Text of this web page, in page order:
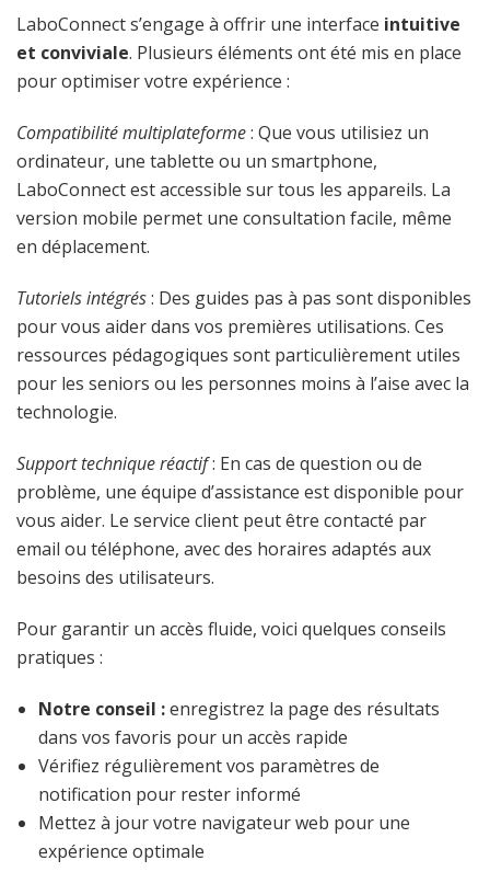
LaboConnect s’engage à offrir une interface intuitive
et conviviale. Plusieurs éléments ont été mis en place
pour optimiser votre expérience :
Compatibilité multiplateforme: Que vous utilisiez un
ordinateur, une tablette ou un smartphone,
LaboConnect est accessible sur tous les appareils. La
version mobile permet une consultation facile, même
en déplacement.
Tutoriels intégrés: Des guides pas à pas sont disponibles
pour vous aider dans vos premières utilisations. Ces
ressources pédagogiques sont particulièrement utiles
pour les seniors ou les personnes moins à l’aise avec la
technologie.
Support technique réactif: En cas de question ou de
problème, une équipe d’assistance est disponible pour
vous aider. Le service client peut être contacté par
email ou téléphone, avec des horaires adaptés aux
besoins des utilisateurs.
Pour garantir un accès fluide, voici quelques conseils
pratiques :
Notre conseil :enregistrez la page des résultats
dans vos favoris pour un accès rapide
Vérifiez régulièrement vos paramètres de
notification pour rester informé
Mettez à jour votre navigateur web pour une
expérience optimale